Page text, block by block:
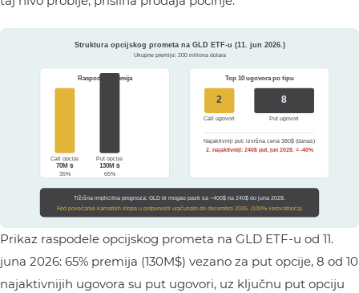
Prikaz raspodele opcijskog prometa na GLD ETF-u od 11.
juna 2026: 65% premija (130M$) vezano za put opcije, 8 od 10
najaktivnijih ugovora su put ugovori, uz ključnu put opciju